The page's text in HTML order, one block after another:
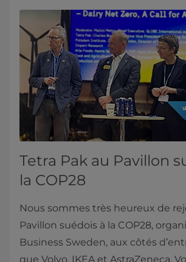
Tetra Pak au Pavillon
la COP28
Nous sommes très heureux de
Pavillon suédois à la COP28,
Business Sweden, aux côtés
que Volvo, IKEA et AstraZeneca.